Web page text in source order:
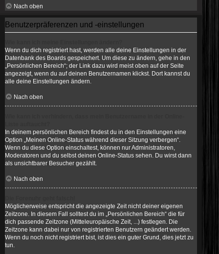
Nach oben
Benutzerpräferenzen und -einstellungen
Wenn du dich registriert hast, werden alle deine Einstellungen in der
Datenbank des Boards gespeichert. Um diese zu ändern, gehe in den
„Persönlichen Bereich“; der Link dazu wird meist oben auf der Seite
angezeigt, wenn du auf deinen Benutzernamen klickst. Dort kannst du
alle deine Einstellungen ändern.
Nach oben
In deinem persönlichen Bereich findest du in den Einstellungen eine
Option „Meinen Online-Status während dieser Sitzung verbergen“.
Wenn du diese Option einschaltest, können nur Administratoren,
Moderatoren und du selbst deinen Online-Status sehen. Du wirst dann
als unsichtbarer Besucher gezählt.
Nach oben
Möglicherweise entspricht die angezeigte Zeit nicht deiner eigenen
Zeitzone. In diesem Fall solltest du im „Persönlichen Bereich“ die für
dich passende Zeitzone (Mitteleuropäische Zeit, ...) festlegen. Die
Zeitzone kann dabei nur von registrierten Benutzern geändert werden.
Wenn du noch nicht registriert bist, ist dies ein guter Grund, dies jetzt zu
tun.